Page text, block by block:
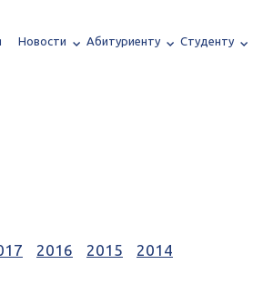
Новости Абитуриенту Студенту
2016 2015 2014